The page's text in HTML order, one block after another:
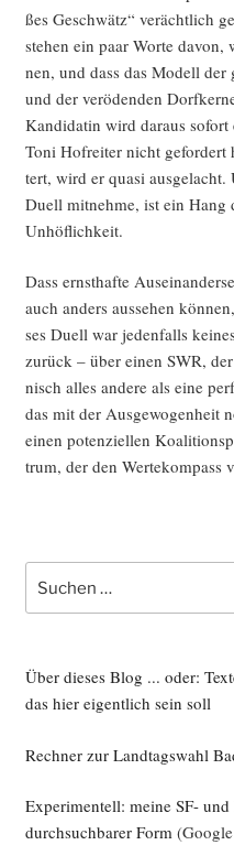
ßes Geschwätz“ ver­ächt­lich
ste­hen ein paar Wor­te
nen, und dass das Modell
und der ver­öden­den
Kan­di­da­tin wird dar­aus
Toni Hof­rei­ter nicht
tert, wird er qua­si
Duell mit­neh­me, ist ein Hang
Unhöflichkeit.
Dass ernst­haf­te
auch anders aus­se­hen
ses Duell war jeden­falls
zurück – über einen SWR,
nisch alles ande­re als eine
das mit der Aus­ge­wo­gen­heit
einen poten­zi­el­len
trum, der den Wer­te­kom­pass
nach:
Über dieses Blog ... oder:
das hier eigentlich sein soll
Rechner zur Landtagswahl
Experimentell: meine SF-
durchsuchbarer Form(Google